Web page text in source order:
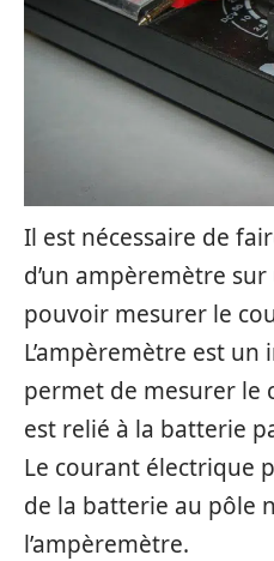
Il est nécessaire de
d’un ampèremètre
pouvoir mesurer le
L’ampèremètre est
permet de mesurer le
est relié à la batterie
Le courant électrique
de la batterie au pôle
l’ampèremètre.